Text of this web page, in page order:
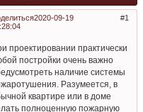
1
2020-09-19
проектировании практически
постройки очень важно
наличие системы
Разумеется, в
квартире или в доме
полноценную пожарную